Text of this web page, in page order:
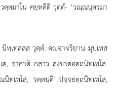
ตฺตมาโน คยฺหตีติ วุตฺตํ- ‘วณฺณนฺตรมา
เทสสฺส วุตฺตํ. ตฺจาจริยาน มุปเทส
, ราคาติ กสาว สงฺขาตอตฺถนิทฺเทโส.
ทฺเทโส, รตฺตนฺติ ปจฺจยตฺถนิทฺเทโส,